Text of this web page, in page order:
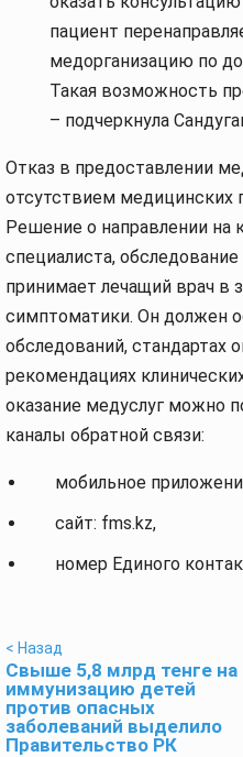
пациент
медорганизацию по
Такая возможность
– подчеркнула
Отказ в предоставлении
отсутствием медицинских
Решение о направлении на
специалиста,
принимает лечащий врач в
симптоматики. Он должен
обследований, стандартах
рекомендациях
оказание медуслуг можно
каналы обратной связи:
мобильное
сайт: fms.kz,
номер Единого
< Назад
Свыше 5,8 млрд тенге на
иммунизацию детей
против опасных
заболеваний выделило
Правительство РК